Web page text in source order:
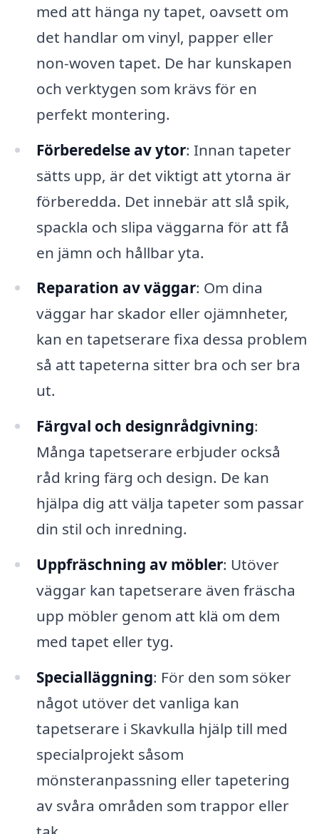
med att hänga ny tapet, oavsett om
det handlar om vinyl, papper eller
non-woven tapet. De har kunskapen
och verktygen som krävs för en
perfekt montering.
Förberedelse av ytor: Innan tapeter
sätts upp, är det viktigt att ytorna är
förberedda. Det innebär att slå spik,
spackla och slipa väggarna för att få
en jämn och hållbar yta.
Reparation av väggar: Om dina
väggar har skador eller ojämnheter,
kan en tapetserare fixa dessa problem
så att tapeterna sitter bra och ser bra
ut.
Färgval och designrådgivning:
Många tapetserare erbjuder också
råd kring färg och design. De kan
hjälpa dig att välja tapeter som passar
din stil och inredning.
Uppfräschning av möbler: Utöver
väggar kan tapetserare även fräscha
upp möbler genom att klä om dem
med tapet eller tyg.
Specialläggning: För den som söker
något utöver det vanliga kan
tapetserare i Skavkulla hjälp till med
specialprojekt såsom
mönsteranpassning eller tapetering
av svåra områden som trappor eller